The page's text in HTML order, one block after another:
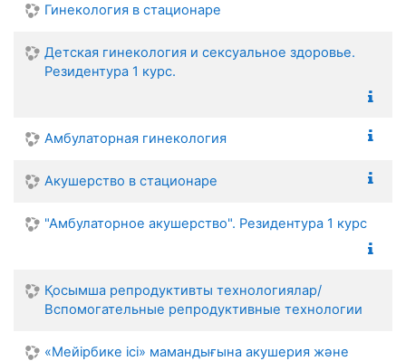
Гинекология в стационаре
Детская гинекология и сексуальное здоровье.
Резидентура 1 курс.
Амбулаторная гинекология
Акушерство в стационаре
"Амбулаторное акушерство". Резидентура 1 курс
Қосымша репродуктивты технологиялар/
Вспомогательные репродуктивные технологии
«Мейірбике ісі» мамандығына акушерия және